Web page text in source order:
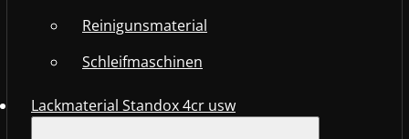
Reinigunsmaterial
Schleifmaschinen
Lackmaterial Standox 4cr usw